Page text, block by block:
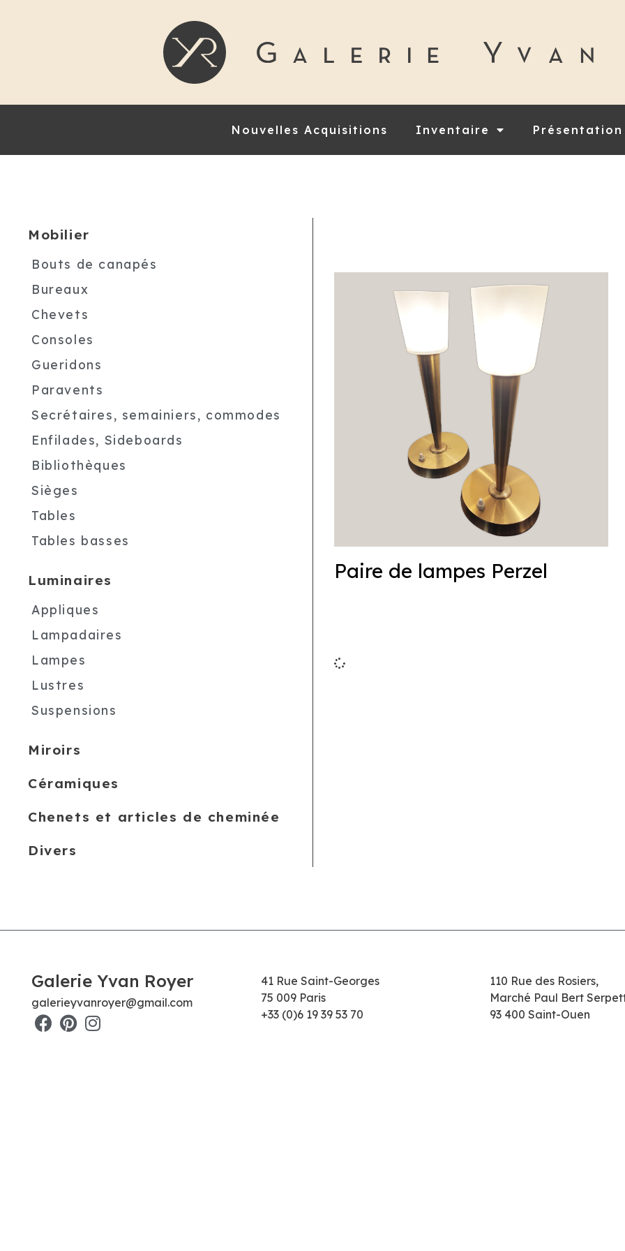
Nouvelles Acquisitions Inventaire Présentation
Mobilier
Bouts de canapés
Bureaux
Chevets
Consoles
Gueridons
Paravents
Secrétaires, semainiers, commodes
Enfilades, Sideboards
Bibliothèques
Sièges
Tables
Tables basses
Luminaires
Appliques
Lampadaires
Lampes
Lustres
Suspensions
Miroirs
Céramiques
Chenets et articles de cheminée
Divers
Paire de lampes Perzel
Galerie Yvan Royer
galerieyvanroyer@gmail.com
41 Rue Saint-Georges
75 009 Paris
+33 (0)6 19 39 53 70
110 Rue des Rosiers,
Marché Paul Bert
93 400 Saint-Ouen